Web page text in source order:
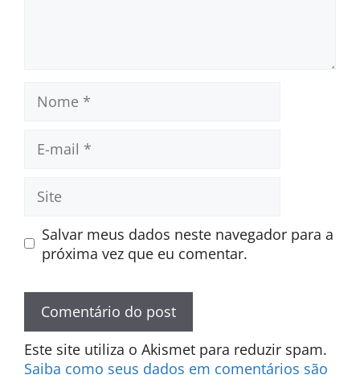
mail
Salvar meus dados neste navegador para a
próxima vez que eu comentar.
Este site utiliza o Akismet para reduzir spam.
Saiba como seus dados em comentários são